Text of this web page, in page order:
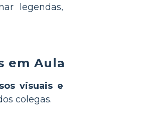
legendas,
em Aula
visuais e
colegas.